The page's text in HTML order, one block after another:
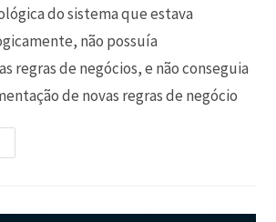
do sistema que estava
não possuía
regras de negócios, e não conseguia
de novas regras de negócio